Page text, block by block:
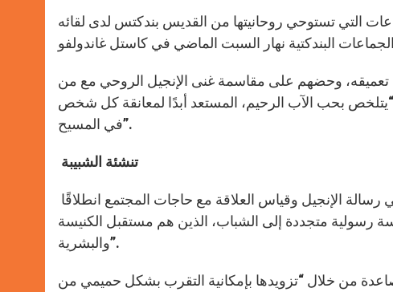
التي تستوحي روحانيتها من القديس بندكتس لدى لقائه
تعميقه، وحضهم على مقاسمة غنى الإنجيل الروحي مع من
“يتلخص بحب الآب الرحيم، المستعد أبدًا لمعانقة كل شخص
في المسيح”.
تنشئة الشبيبة
رسالة الإنجيل وقياس العلاقة مع حاجات المجتمع انطلاقًا
متجددة إلى الشباب، الذين هم مستقبل الكنيسة
والبشرية”.
من خلال “تزويدها بإمكانية التقرب بشكل حميمي من